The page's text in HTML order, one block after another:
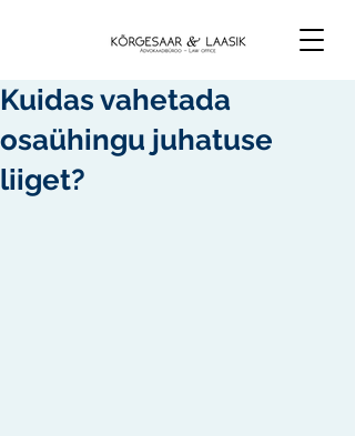
Kuidas vahetada
osaühingu juhatuse
liiget?